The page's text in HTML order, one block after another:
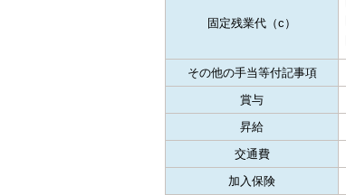
固定残業代（c）
その他の手当等付記事項
賞与
昇給
交通費
加入保険